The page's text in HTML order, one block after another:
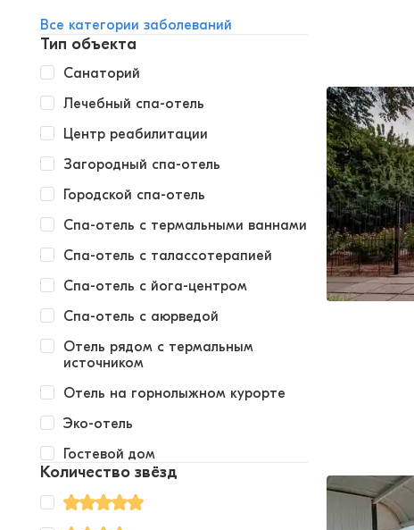
Все категории заболеваний
Тип объекта
Санаторий
Лечебный спа-отель
Центр реабилитации
Загородный спа-отель
Городской спа-отель
Спа-отель с термальными ваннами
Спа-отель с талассотерапией
Спа-отель с йога-центром
Спа-отель с аюрведой
Отель рядом с термальным
источником
Отель на горнолыжном курорте
Эко-отель
Гостевой дом
Количество звёзд